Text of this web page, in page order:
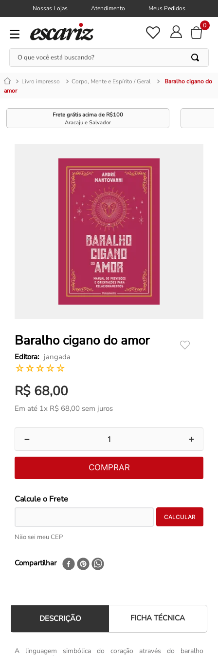
Nossas Lojas Atendimento Meus Pedidos
0
O que você está buscando?
Livro impresso Corpo, Mente e Espírito / Geral
Baralho cigano do
amor
Frete grátis acima de R$100
Aracaju e Salvador
Baralho cigano do amor
jangada
☆☆☆☆☆
R$ 68,00
Em até 1x R$ 68,00 sem juros
＋
－
COMPRAR
Não sei meu CEP
Compartilhar
DESCRIÇÃO FICHA TÉCNICA
A linguagem simbólica do coração através do baralho